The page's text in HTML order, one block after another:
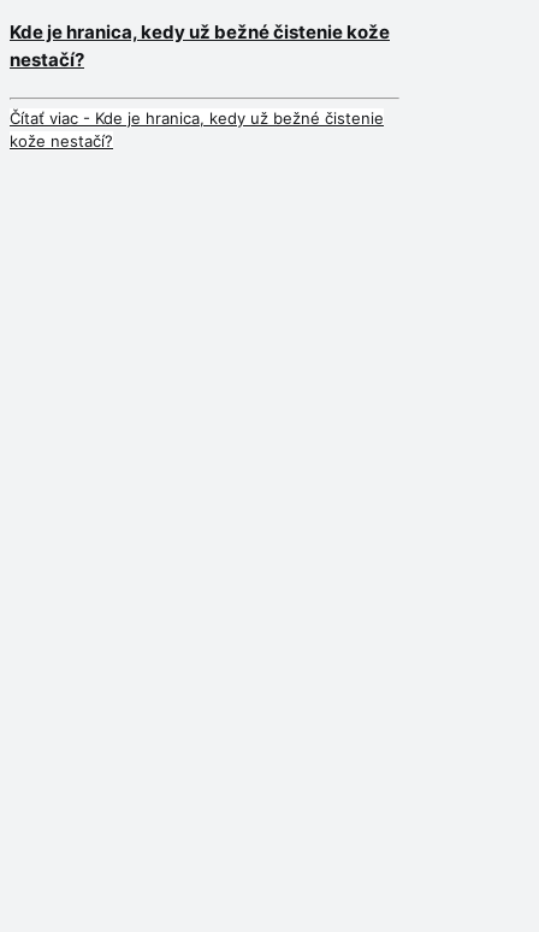
Kde je hranica, kedy už bežné čistenie kože
nestačí?
Čítať viac - Kde je hranica, kedy už bežné čistenie
kože nestačí?